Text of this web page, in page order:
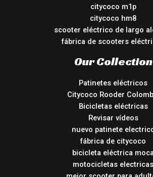
citycoco m1p
citycoco hm8
scooter eléctrico de largo
fábrica de scooters
Our Collection
Patinetes eléctricos
Citycoco Rooder
Bicicletas eléctricas
Revisar vídeos
nuevo patinete
fábrica de citycoco
bicicleta eléctrica
motocicletas electricas